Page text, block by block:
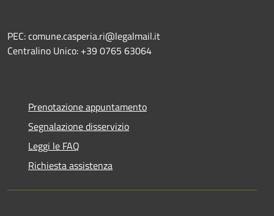
PEC: comune.casperia.ri@legalmail.it
Centralino Unico: +39 0765 63064
Prenotazione appuntamento
Segnalazione disservizio
Leggi le FAQ
Richiesta assistenza